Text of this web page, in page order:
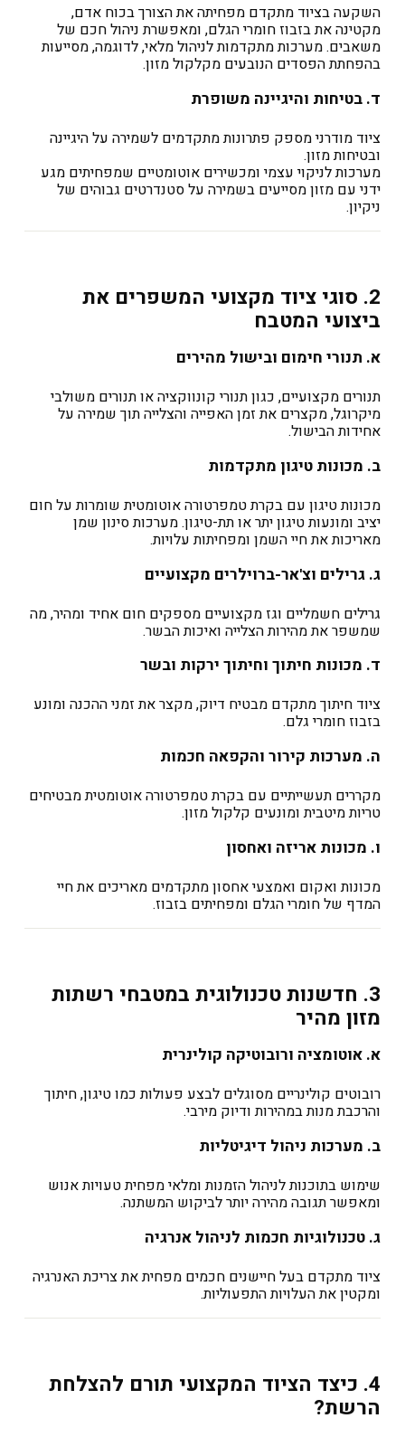
השקעה בציוד מתקדם מפחיתה את הצורך בכוח אדם,
מקטינה את בזבוז חומרי הגלם, ומאפשרת ניהול חכם של
משאבים. מערכות מתקדמות לניהול מלאי, לדוגמה, מסייעות
בהפחתת הפסדים הנובעים מקלקול מזון.
ד. בטיחות והיגיינה משופרת
ציוד מודרני מספק פתרונות מתקדמים לשמירה על היגיינה
ובטיחות מזון.
מערכות לניקוי עצמי ומכשירים אוטומטיים שמפחיתים מגע
ידני עם מזון מסייעים בשמירה על סטנדרטים גבוהים של
ניקיון.
2. סוגי ציוד מקצועי המשפרים את
ביצועי המטבח
א. תנורי חימום ובישול מהירים
תנורים מקצועיים, כגון תנורי קונווקציה או תנורים משולבי
מיקרוגל, מקצרים את זמן האפייה והצלייה תוך שמירה על
אחידות הבישול.
ב. מכונות טיגון מתקדמות
מכונות טיגון עם בקרת טמפרטורה אוטומטית שומרות על חום
יציב ומונעות טיגון יתר או תת-טיגון. מערכות סינון שמן
מאריכות את חיי השמן ומפחיתות עלויות.
ג. גרילים וצ'אר-ברוילרים מקצועיים
גרילים חשמליים וגז מקצועיים מספקים חום אחיד ומהיר, מה
שמשפר את מהירות הצלייה ואיכות הבשר.
ד. מכונות חיתוך וחיתוך ירקות ובשר
ציוד חיתוך מתקדם מבטיח דיוק, מקצר את זמני ההכנה ומונע
בזבוז חומרי גלם.
ה. מערכות קירור והקפאה חכמות
מקררים תעשייתיים עם בקרת טמפרטורה אוטומטית מבטיחים
טריות מיטבית ומונעים קלקול מזון.
ו. מכונות אריזה ואחסון
מכונות ואקום ואמצעי אחסון מתקדמים מאריכים את חיי
המדף של חומרי הגלם ומפחיתים בזבוז.
3. חדשנות טכנולוגית במטבחי רשתות
מזון מהיר
א. אוטומציה ורובוטיקה קולינרית
רובוטים קולינריים מסוגלים לבצע פעולות כמו טיגון, חיתוך
והרכבת מנות במהירות ודיוק מירבי.
ב. מערכות ניהול דיגיטליות
שימוש בתוכנות לניהול הזמנות ומלאי מפחית טעויות אנוש
ומאפשר תגובה מהירה יותר לביקוש המשתנה.
ג. טכנולוגיות חכמות לניהול אנרגיה
ציוד מתקדם בעל חיישנים חכמים מפחית את צריכת האנרגיה
ומקטין את העלויות התפעוליות.
4. כיצד הציוד המקצועי תורם להצלחת
הרשת?